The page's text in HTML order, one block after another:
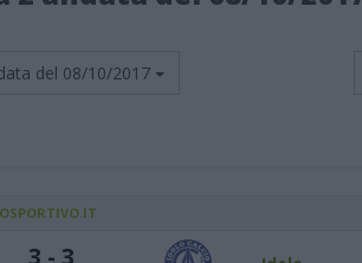
del 08/10/2017
3 - 3